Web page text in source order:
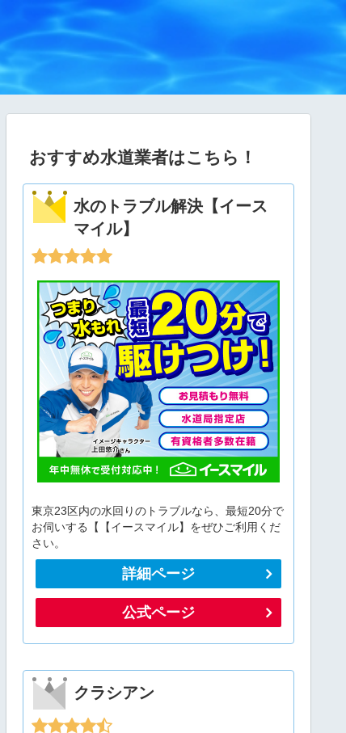
おすすめ水道業者はこちら！
水のトラブル解決【イース
マイル】
東京23区内の水回りのトラブルなら、最短20分で
お伺いする【【イースマイル】をぜひご利用くだ
さい。
詳細ページ
公式ページ
クラシアン